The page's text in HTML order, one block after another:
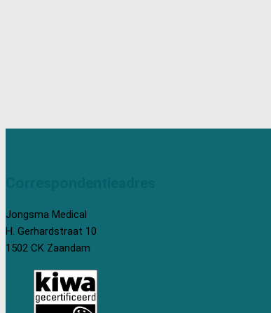
Jongsma Medical
H. Gerhardstraat 10
1502 CK Zaandam